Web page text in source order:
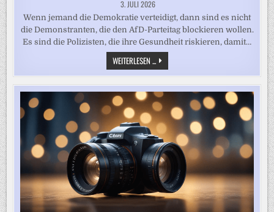
3. JULI 2026
Wenn jemand die Demokratie verteidigt, dann sind es nicht
die Demonstranten, die den AfD-Parteitag blockieren wollen.
Es sind die Polizisten, die ihre Gesundheit riskieren, damit…
WEITERLESEN ...WER
EINEN
PARTEITAG
VERHINDERN
WILL,
IST
KEIN
FREUND,
SONDERN
EIN
GEGNER
DER
DEMOKRATIE